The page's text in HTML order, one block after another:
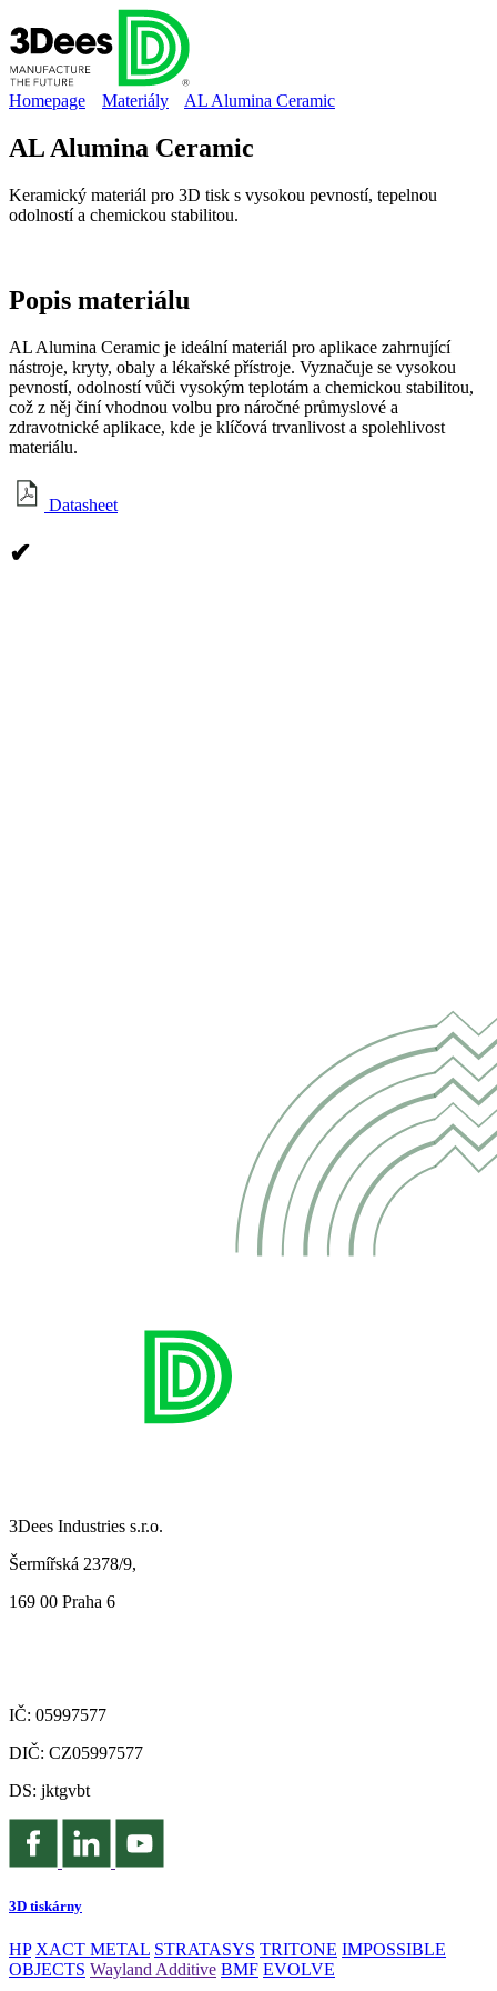
Homepage Materiály AL Alumina Ceramic
AL Alumina Ceramic
Keramický materiál pro 3D tisk s vysokou pevností, tepelnou
odolností a chemickou stabilitou.
Popis materiálu
AL Alumina Ceramic je ideální materiál pro aplikace zahrnující
nástroje, kryty, obaly a lékařské přístroje. Vyznačuje se vysokou
pevností, odolností vůči vysokým teplotám a chemickou stabilitou,
což z něj činí vhodnou volbu pro náročné průmyslové a
zdravotnické aplikace, kde je klíčová trvanlivost a spolehlivost
materiálu.
Datasheet
✔
3Dees Industries s.r.o.
Šermířská 2378/9,
169 00 Praha 6
IČ: 05997577
DIČ: CZ05997577
DS: jktgvbt
3D tiskárny
HP XACT METAL STRATASYS TRITONE IMPOSSIBLE
OBJECTS Wayland Additive BMF EVOLVE